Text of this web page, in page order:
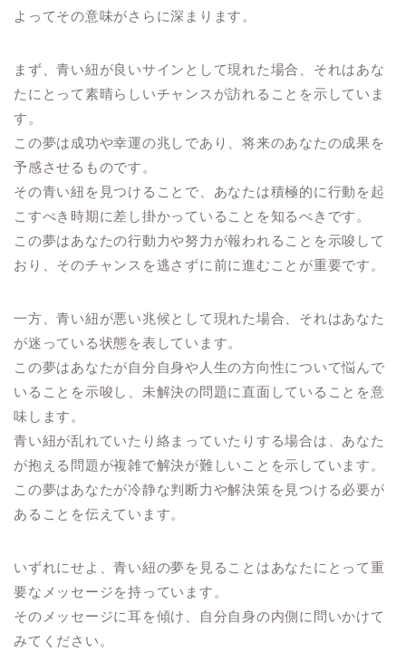
よってその意味がさらに深まります。
まず、青い紐が良いサインとして現れた場合、それはあな
たにとって素晴らしいチャンスが訪れることを示していま
す。
この夢は成功や幸運の兆しであり、将来のあなたの成果を
予感させるものです。
その青い紐を見つけることで、あなたは積極的に行動を起
こすべき時期に差し掛かっていることを知るべきです。
この夢はあなたの行動力や努力が報われることを示唆して
おり、そのチャンスを逃さずに前に進むことが重要です。
一方、青い紐が悪い兆候として現れた場合、それはあなた
が迷っている状態を表しています。
この夢はあなたが自分自身や人生の方向性について悩んで
いることを示唆し、未解決の問題に直面していることを意
味します。
青い紐が乱れていたり絡まっていたりする場合は、あなた
が抱える問題が複雑で解決が難しいことを示しています。
この夢はあなたが冷静な判断力や解決策を見つける必要が
あることを伝えています。
いずれにせよ、青い紐の夢を見ることはあなたにとって重
要なメッセージを持っています。
そのメッセージに耳を傾け、自分自身の内側に問いかけて
みてください。